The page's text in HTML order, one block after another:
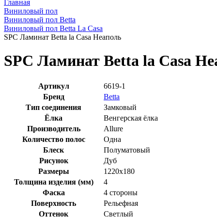
Главная
Виниловый пол
Виниловый пол Betta
Виниловый пол Betta La Casa
SPC Ламинат Betta la Casa Неаполь
SPC Ламинат Betta la Casa
Артикул
6619-1
Бренд
Betta
Тип соединения
Замковый
Ёлка
Венгерская ёлка
Производитель
Allure
Количество полос
Одна
Блеск
Полуматовый
Рисунок
Дуб
Размеры
1220x180
Толщина изделия (мм)
4
Фаска
4 стороны
Поверхность
Рельефная
Оттенок
Светлый